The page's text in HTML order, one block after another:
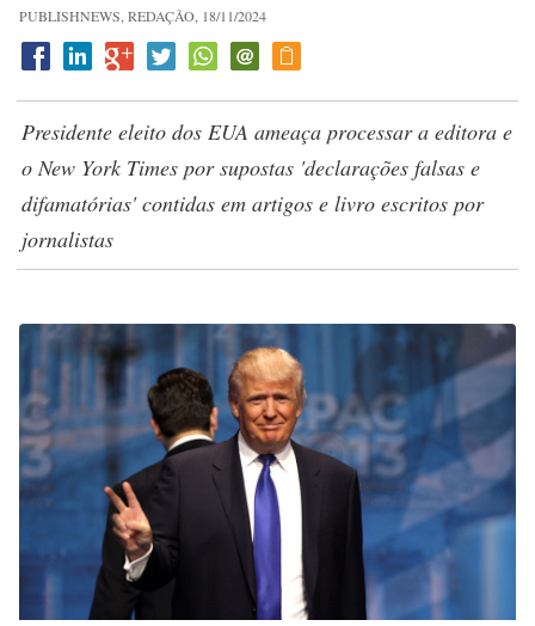
PUBLISHNEWS, REDAÇÃO, 18/11/2024
Presidente eleito dos EUA ameaça processar a editora e
o New York Times por supostas 'declarações falsas e
difamatórias' contidas em artigos e livro escritos por
jornalistas